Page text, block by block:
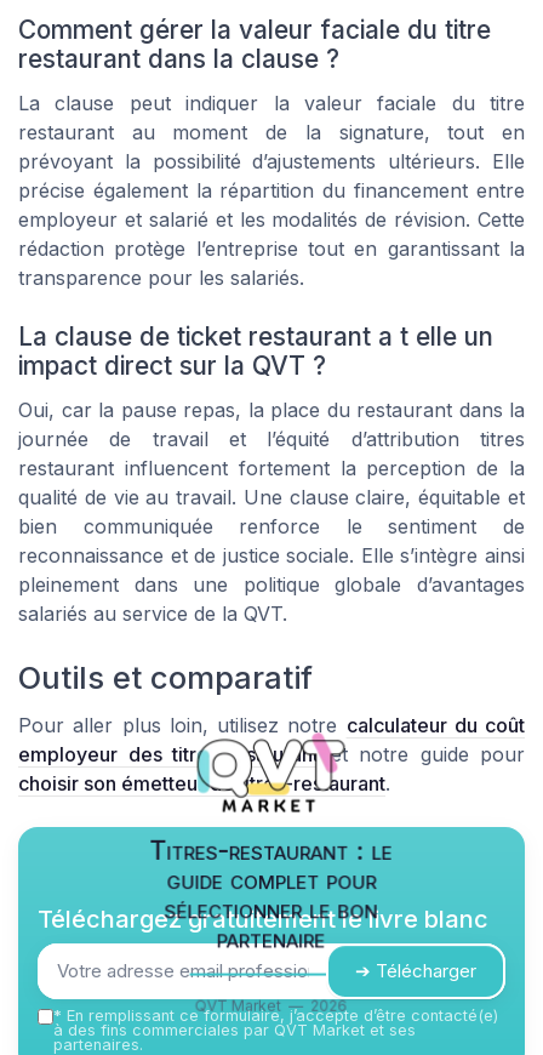
Comment gérer la valeur faciale du titre
restaurant dans la clause ?
La clause peut indiquer la valeur faciale du titre
restaurant au moment de la signature, tout en
prévoyant la possibilité d’ajustements ultérieurs. Elle
précise également la répartition du financement entre
employeur et salarié et les modalités de révision. Cette
rédaction protège l’entreprise tout en garantissant la
transparence pour les salariés.
La clause de ticket restaurant a t elle un
impact direct sur la QVT ?
Oui, car la pause repas, la place du restaurant dans la
journée de travail et l’équité d’attribution titres
restaurant influencent fortement la perception de la
qualité de vie au travail. Une clause claire, équitable et
bien communiquée renforce le sentiment de
reconnaissance et de justice sociale. Elle s’intègre ainsi
pleinement dans une politique globale d’avantages
salariés au service de la QVT.
Outils et comparatif
Pour aller plus loin, utilisez notre calculateur du coût
employeur des titres-restaurantet notre guide pour
choisir son émetteur de titres-restaurant.
Titres-restaurant : le
guide complet pour
sélectionner le bon
partenaire
QVT Market — 2026
Téléchargez gratuitement le livre blanc
➔ Télécharger
* En remplissant ce formulaire, j’accepte d’être contacté(e)
à des fins commerciales par QVT Market et ses
partenaires.